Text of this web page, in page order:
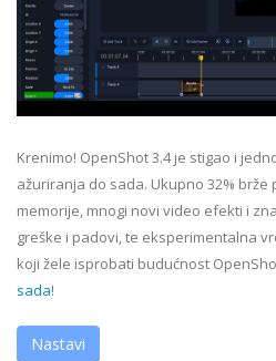
Krenimo! OpenShot 3.4 je stigao i
ažuriranja do sada. Ukupno 32%
memorije, mnogi novi video efekti i
greške i padovi, te eksperimentalna
koji žele isprobati budućnost
sada!
Nastavi